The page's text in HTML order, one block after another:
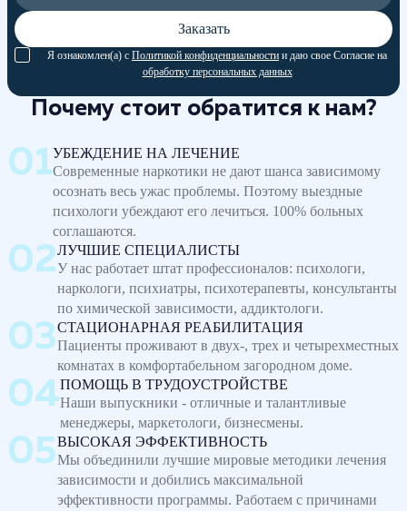
Заказать
Я ознакомлен(а) с Политикой конфиденциальности и даю свое Согласие на
обработку персональных данных
Почему стоит обратится к нам?
УБЕЖДЕНИЕ НА ЛЕЧЕНИЕ
Современные наркотики не дают шанса зависимому
осознать весь ужас проблемы. Поэтому выездные
психологи убеждают его лечиться. 100% больных
соглашаются.
ЛУЧШИЕ СПЕЦИАЛИСТЫ
У нас работает штат профессионалов: психологи,
наркологи, психиатры, психотерапевты, консультанты
по химической зависимости, аддиктологи.
СТАЦИОНАРНАЯ РЕАБИЛИТАЦИЯ
Пациенты проживают в двух-, трех и четырехместных
комнатах в комфортабельном загородном доме.
ПОМОЩЬ В ТРУДОУСТРОЙСТВЕ
Наши выпускники - отличные и талантливые
менеджеры, маркетологи, бизнесмены.
ВЫСОКАЯ ЭФФЕКТИВНОСТЬ
Мы объединили лучшие мировые методики лечения
зависимости и добились максимальной
эффективности программы. Работаем с причинами